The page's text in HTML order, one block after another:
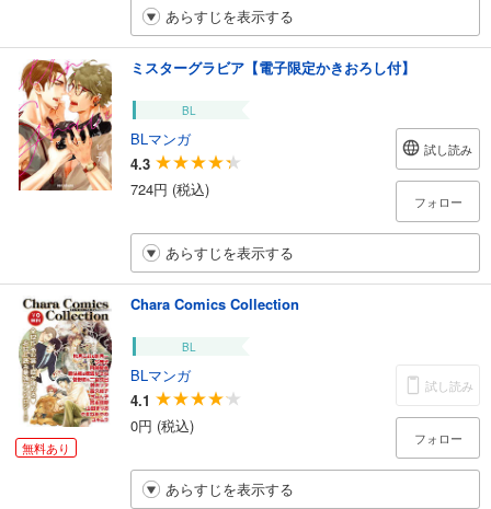
あらすじを表示する
ミスターグラビア【電子限定かきおろし付】
BL
BLマンガ
4.3
724円 (税込)
試し読み
フォロー
あらすじを表示する
無料あり
Chara Comics Collection
BL
BLマンガ
4.1
0円 (税込)
試し読み
フォロー
あらすじを表示する